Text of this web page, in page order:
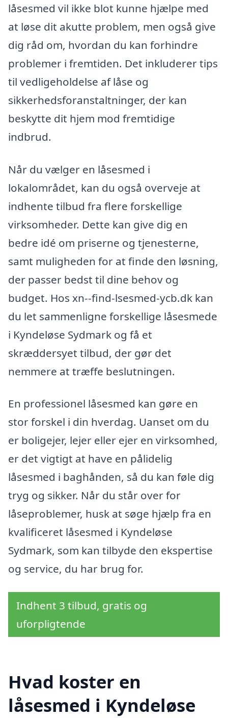
låsesmed vil ikke blot kunne hjælpe med
at løse dit akutte problem, men også give
dig råd om, hvordan du kan forhindre
problemer i fremtiden. Det inkluderer tips
til vedligeholdelse af låse og
sikkerhedsforanstaltninger, der kan
beskytte dit hjem mod fremtidige
indbrud.
Når du vælger en låsesmed i
lokalområdet, kan du også overveje at
indhente tilbud fra flere forskellige
virksomheder. Dette kan give dig en
bedre idé om priserne og tjenesterne,
samt muligheden for at finde den løsning,
der passer bedst til dine behov og
budget. Hos xn--find-lsesmed-ycb.dk kan
du let sammenligne forskellige låsesmede
i Kyndeløse Sydmark og få et
skræddersyet tilbud, der gør det
nemmere at træffe beslutningen.
En professionel låsesmed kan gøre en
stor forskel i din hverdag. Uanset om du
er boligejer, lejer eller ejer en virksomhed,
er det vigtigt at have en pålidelig
låsesmed i baghånden, så du kan føle dig
tryg og sikker. Når du står over for
låseproblemer, husk at søge hjælp fra en
kvalificeret låsesmed i Kyndeløse
Sydmark, som kan tilbyde den ekspertise
og service, du har brug for.
Indhent 3 tilbud, gratis og
uforpligtende
Hvad koster en
låsesmed i Kyndeløse